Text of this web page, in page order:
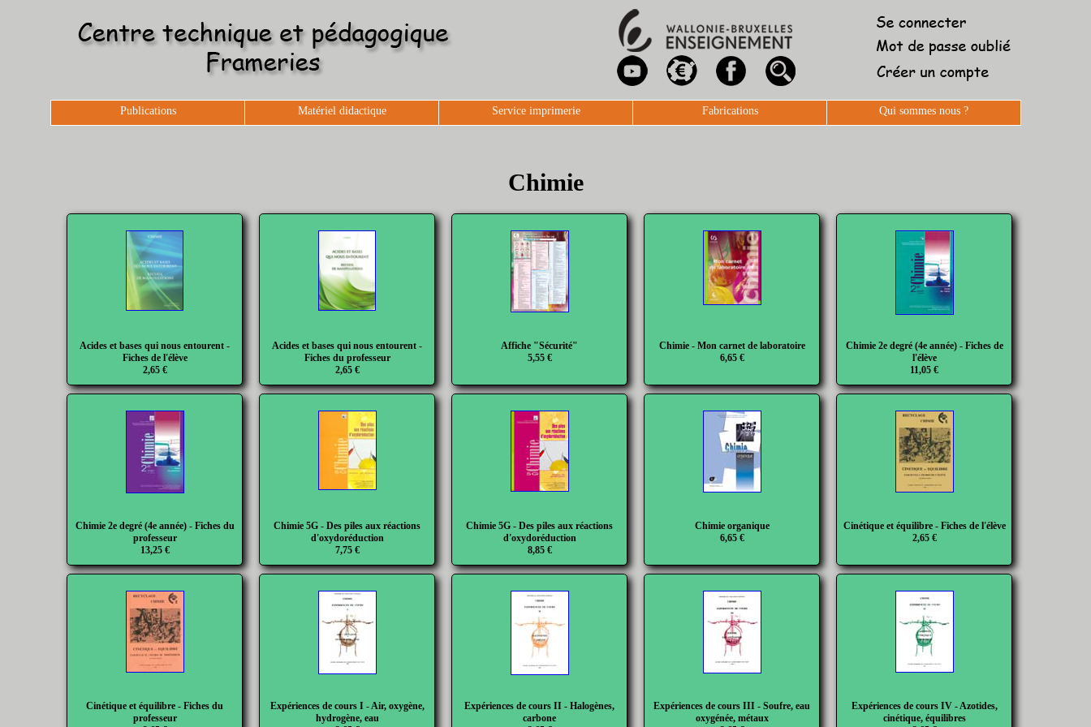
Publications Matériel didactique Service imprimerie Fabrications Qui sommes nous ?
Chimie
Acides et bases qui nous entourent -
Fiches de l'élève
2,65 €
Acides et bases qui nous entourent -
Fiches du professeur
2,65 €
Affiche "Sécurité"
5,55 €
Chimie - Mon carnet de laboratoire
6,65 €
Chimie 2e degré (4e année) - Fiches de
l'élève
11,05 €
Chimie 2e degré (4e année) - Fiches du
professeur
13,25 €
Chimie 5G - Des piles aux réactions
d'oxydoréduction
7,75 €
Chimie 5G - Des piles aux réactions
d'oxydoréduction
8,85 €
Chimie organique
6,65 €
Cinétique et équilibre - Fiches de l'élève
2,65 €
Cinétique et équilibre - Fiches du
professeur
Expériences de cours I - Air, oxygène,
hydrogène, eau
Expériences de cours II - Halogènes,
carbone
Expériences de cours III - Soufre, eau
oxygénée, métaux
Expériences de cours IV - Azotides,
cinétique, équilibres